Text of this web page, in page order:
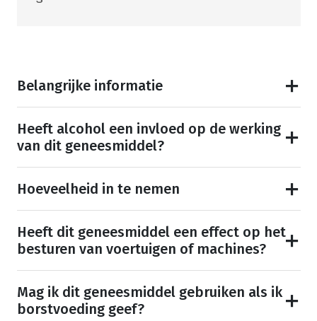
Belangrijke informatie
Heeft alcohol een invloed op de werking
van dit geneesmiddel?
Hoeveelheid in te nemen
Heeft dit geneesmiddel een effect op het
besturen van voertuigen of machines?
Mag ik dit geneesmiddel gebruiken als ik
borstvoeding geef?